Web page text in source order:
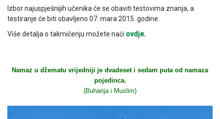
Izbor najuspješnijih učenika će se obaviti testovima znanja, a
testiranje će biti obavljeno 07. mara 2015. godine.
Više detalja o takmičenju možete naći ovdje.
Namaz u džematu vrijedniji je dvadeset i sedam puta od namaza
pojedinca.
(Buharija i Muslim)